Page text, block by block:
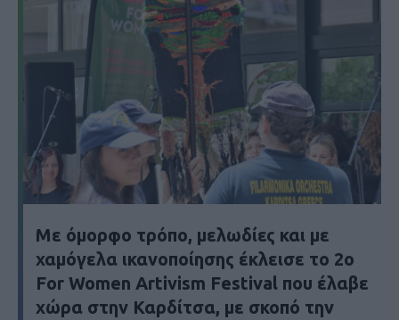
Με όμορφο τρόπο, μελωδίες και με
χαμόγελα ικανοποίησης έκλεισε το 2ο
For Women Artivism Festival που έλαβε
χώρα στην Καρδίτσα, με σκοπό την